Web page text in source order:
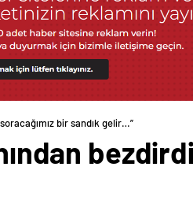
bir sandık gelir…”